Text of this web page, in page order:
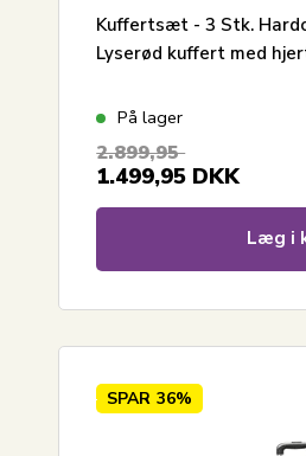
Kuffertsæt - 3 Stk.
Lyserød kuffert med
På lager
2.899,95
1.499,95 DKK
Læg i
SPAR 36%